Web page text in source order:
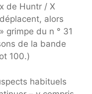
de Huntr / X
alors
grimpe du n ° 31
de la bande
100.)
habituels